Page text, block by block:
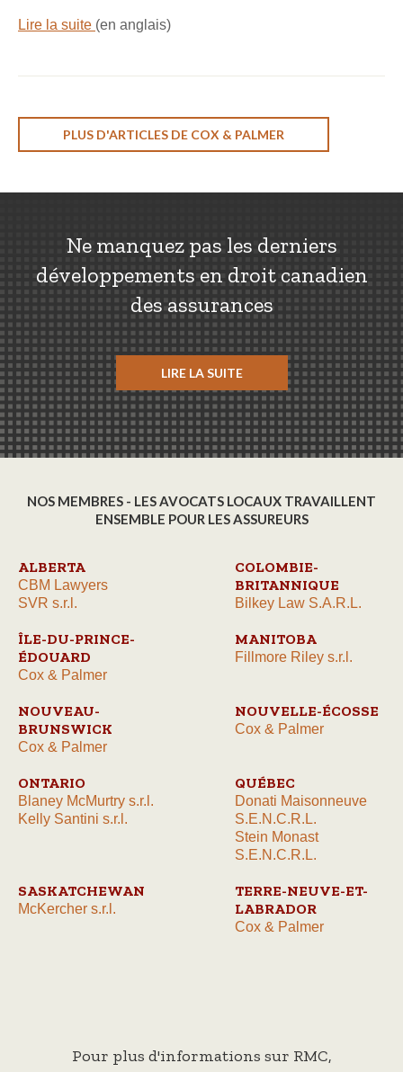
Lire la suite (en anglais)
PLUS D'ARTICLES DE COX & PALMER
Ne manquez pas les derniers
développements en droit canadien
des assurances
LIRE LA SUITE
NOS MEMBRES - LES AVOCATS LOCAUX TRAVAILLENT
ENSEMBLE POUR LES ASSUREURS
ALBERTA
CBM Lawyers
SVR s.r.l.
COLOMBIE-
BRITANNIQUE
Bilkey Law S.A.R.L.
ÎLE-DU-PRINCE-
ÉDOUARD
Cox & Palmer
MANITOBA
Fillmore Riley s.r.l.
NOUVEAU-
BRUNSWICK
Cox & Palmer
NOUVELLE-ÉCOSSE
Cox & Palmer
ONTARIO
Blaney McMurtry s.r.l.
Kelly Santini s.r.l.
QUÉBEC
Donati Maisonneuve
S.E.N.C.R.L.
Stein Monast
S.E.N.C.R.L.
SASKATCHEWAN
McKercher s.r.l.
TERRE-NEUVE-ET-
LABRADOR
Cox & Palmer
Pour plus d'informations sur RMC,